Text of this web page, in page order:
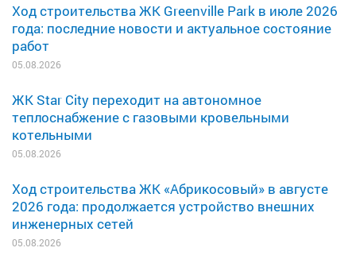
Ход строительства ЖК Greenville Park в июле 2026
года: последние новости и актуальное состояние
работ
05.08.2026
ЖК Star City переходит на автономное
теплоснабжение с газовыми кровельными
котельными
05.08.2026
Ход строительства ЖК «Абрикосовый» в августе
2026 года: продолжается устройство внешних
инженерных сетей
05.08.2026